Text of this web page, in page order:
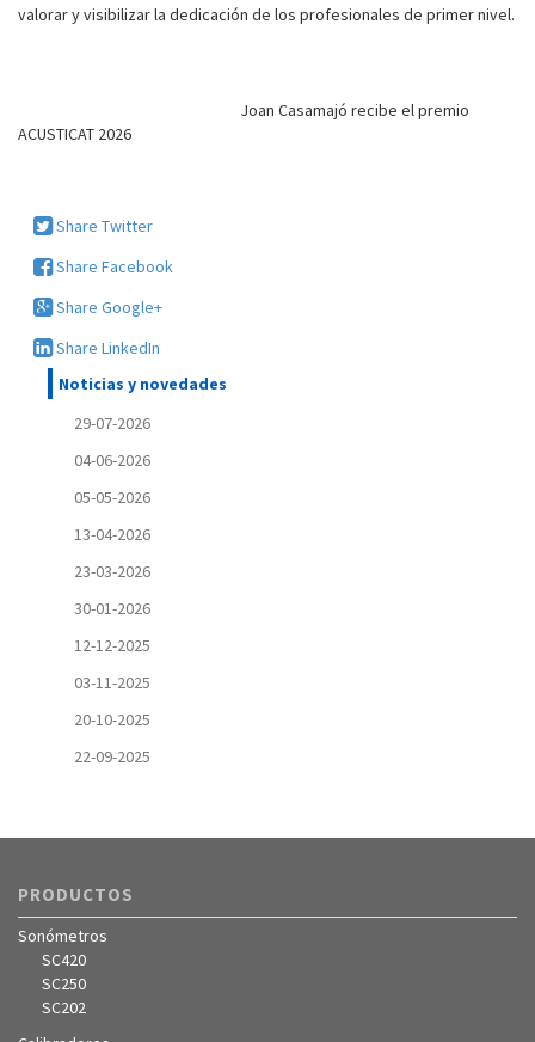
valorar y visibilizar la dedicación de los profesionales de primer nivel.
Joan Casamajó recibe el premio
ACUSTICAT 2026
Share Twitter
Share Facebook
Share Google+
Share LinkedIn
Noticias y novedades
29-07-2026
04-06-2026
05-05-2026
13-04-2026
23-03-2026
30-01-2026
12-12-2025
03-11-2025
20-10-2025
22-09-2025
PRODUCTOS
Sonómetros
SC420
SC250
SC202